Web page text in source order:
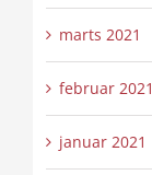
marts 2021
februar 2021
januar 2021